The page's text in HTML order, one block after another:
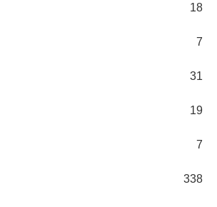
18
7
31
19
7
338